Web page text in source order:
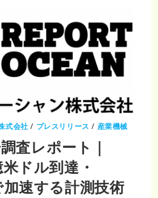
式会社 / プレスリリース / 産業機械
査レポート｜
ドル到達・
速する計測技術